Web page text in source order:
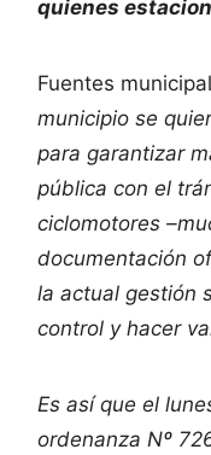
quienes
Fuentes
municipio se
para garantizar
pública con el
ciclomotores
documentación
la actual gestión
control y hacer
Es así que el
ordenanza Nº